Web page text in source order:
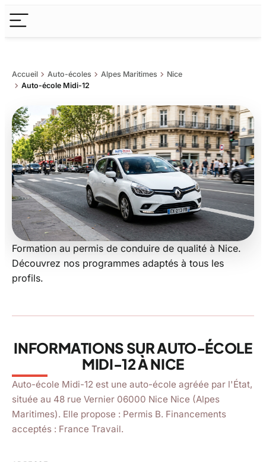
Accueil chevron_right Auto-écoles chevron_right Alpes Maritimes chevron_right Nice
chevron_right Auto-école Midi-12
Auto-école Midi-12
location_on48 rue Vernier 06000 Nice, Nice
Formation au permis de conduire de qualité à Nice.
Découvrez nos programmes adaptés à tous les
profils.
INFORMATIONS SUR AUTO-ÉCOLE
MIDI-12 À NICE
Auto-école Midi-12 est une auto-école agréée par l'État,
située au 48 rue Vernier 06000 Nice Nice (Alpes
Maritimes). Elle propose : Permis B. Financements
acceptés : France Travail.